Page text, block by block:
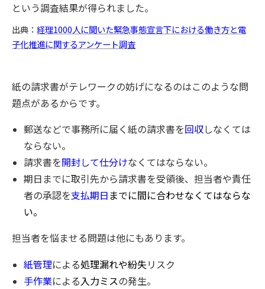
という調査結果が得られました。
出典： 経理1000人に聞いた緊急事態宣言下における働き方と電
子化推進に関するアンケート調査
紙の請求書がテレワークの妨げになるのはこのような問
題点があるからです。
郵送などで事務所に届く紙の請求書を回収しなくては
ならない。
請求書を開封して仕分けなくてはならない。
期日までに取引先から請求書を受領後、担当者や責任
者の承認を支払期日 までに間に合わせなくてはならな
い。
担当者を悩ませる問題は他にもあります。
紙管理による処理漏れや紛失リスク
手作業による 入力ミスの発生。